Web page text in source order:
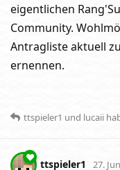
eigentlichen
Community.
Antragliste aktuell
ernennen.
ttspieler1 und lucaii
ttspieler1 27.